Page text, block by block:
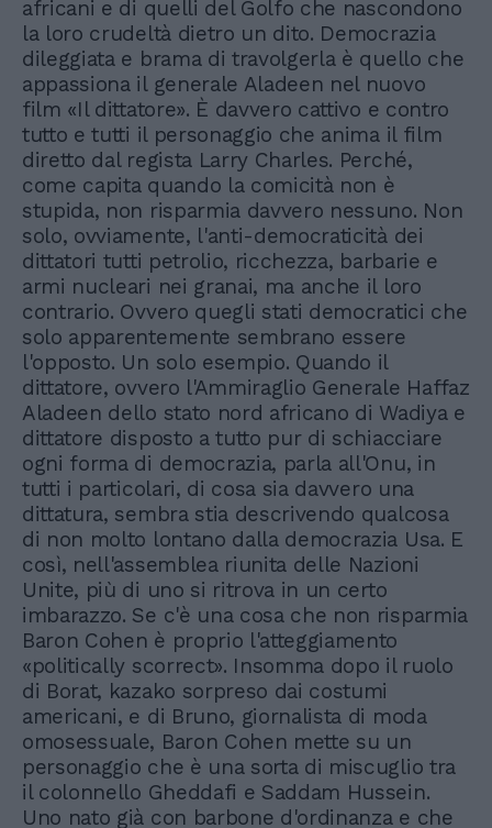
africani e di quelli del Golfo che nascondono
la loro crudeltà dietro un dito. Democrazia
dileggiata e brama di travolgerla è quello che
appassiona il generale Aladeen nel nuovo
film «Il dittatore». È davvero cattivo e contro
tutto e tutti il personaggio che anima il film
diretto dal regista Larry Charles. Perché,
come capita quando la comicità non è
stupida, non risparmia davvero nessuno. Non
solo, ovviamente, l'anti-democraticità dei
dittatori tutti petrolio, ricchezza, barbarie e
armi nucleari nei granai, ma anche il loro
contrario. Ovvero quegli stati democratici che
solo apparentemente sembrano essere
l'opposto. Un solo esempio. Quando il
dittatore, ovvero l'Ammiraglio Generale Haffaz
Aladeen dello stato nord africano di Wadiya e
dittatore disposto a tutto pur di schiacciare
ogni forma di democrazia, parla all'Onu, in
tutti i particolari, di cosa sia davvero una
dittatura, sembra stia descrivendo qualcosa
di non molto lontano dalla democrazia Usa. E
così, nell'assemblea riunita delle Nazioni
Unite, più di uno si ritrova in un certo
imbarazzo. Se c'è una cosa che non risparmia
Baron Cohen è proprio l'atteggiamento
«politically scorrect». Insomma dopo il ruolo
di Borat, kazako sorpreso dai costumi
americani, e di Bruno, giornalista di moda
omosessuale, Baron Cohen mette su un
personaggio che è una sorta di miscuglio tra
il colonnello Gheddafi e Saddam Hussein.
Uno nato già con barbone d'ordinanza e che